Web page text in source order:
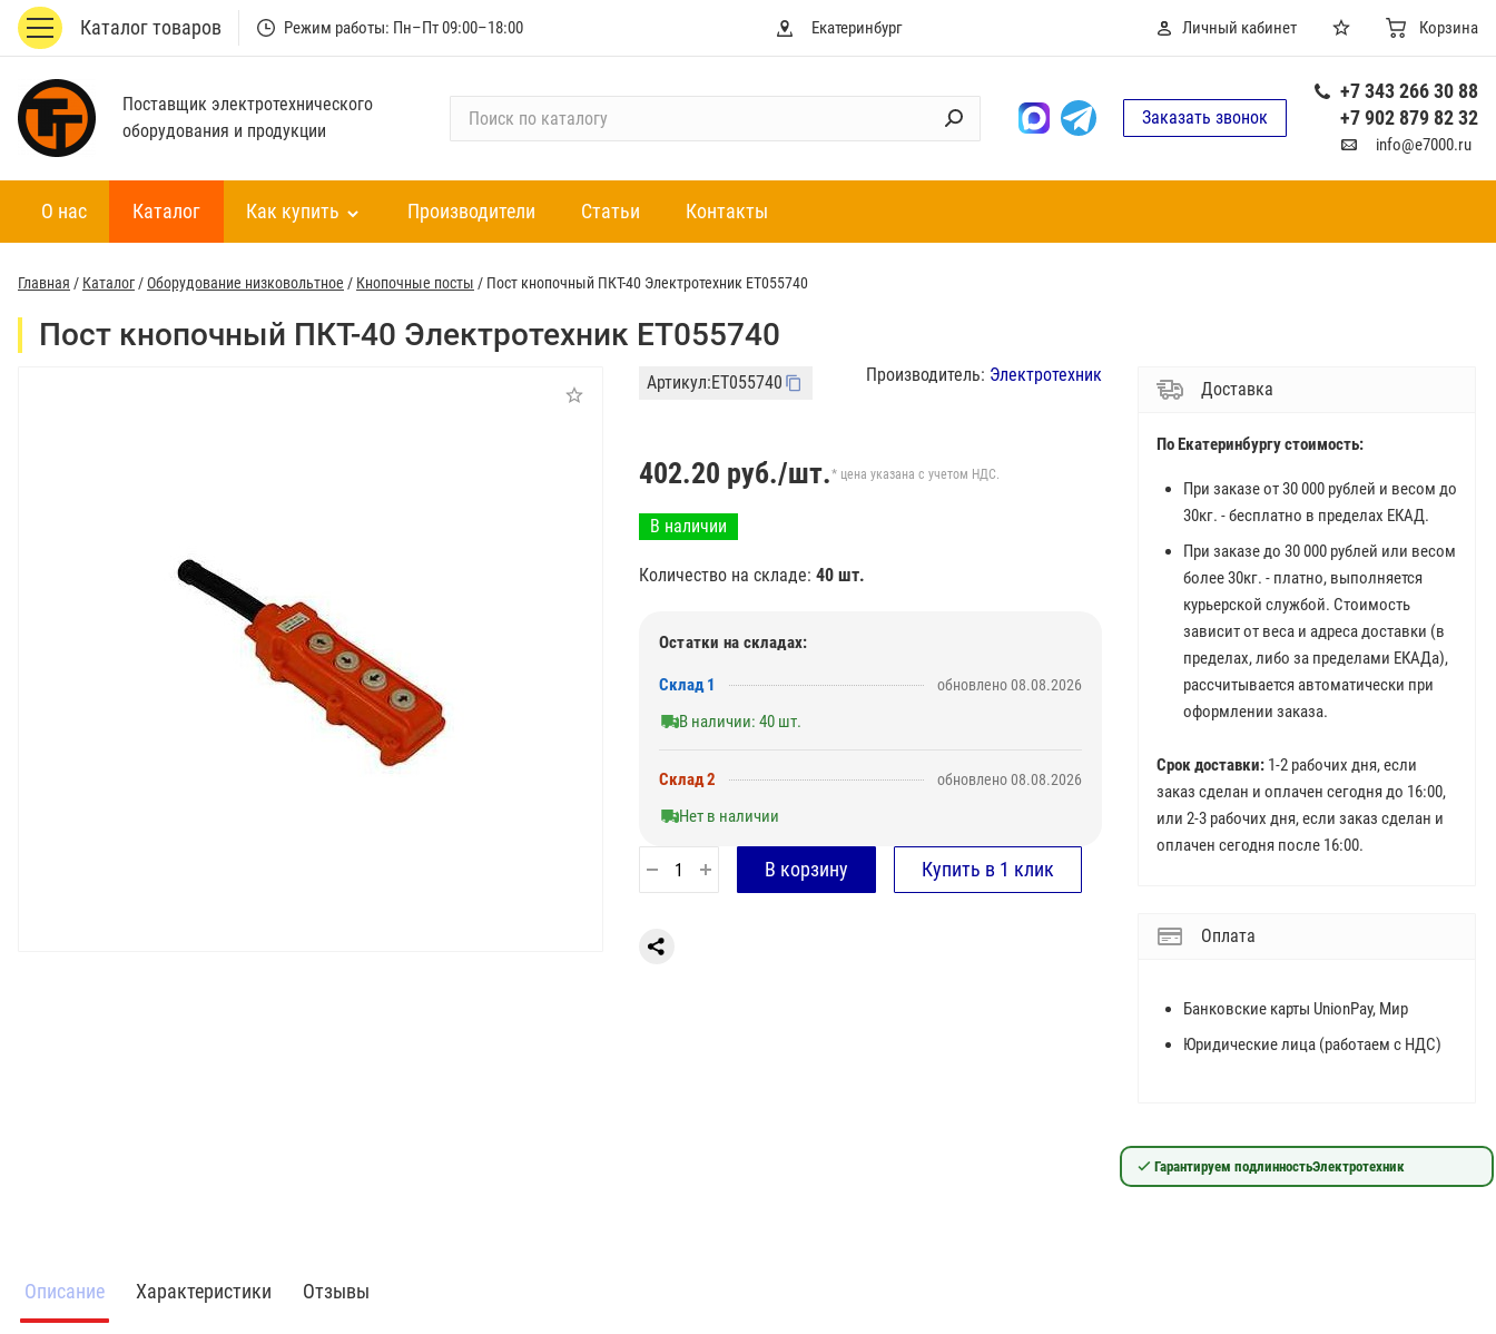
Каталог товаров Режим работы: Пн–Пт 09:00–18:00 Екатеринбург Личный кабинет Корзина
Поставщик электротехнического
оборудования и продукции
с
к
п
к
т
Заказать звонок
+7 343 266 30 88
+7 902 879 82 32
info@e7000.ru
О нас Каталог Как купить Производители Статьи Контакты
Главная / Каталог/Оборудование низковольтное / Кнопочные посты / Пост кнопочный ПКТ-40 Электротехник ET055740
Пост кнопочный ПКТ-40 Электротехник ET055740
Артикул:ET055740 Производитель: Электротехник
402.20 руб./шт.* цена указана с учетом НДС.
В наличии
Количество на складе: 40 шт.
Остатки на складах:
Склад 1 обновлено 08.08.2026
В наличии: 40 шт.
Склад 2 обновлено 08.08.2026
Нет в наличии
Доставка
По Екатеринбургу стоимость:
При заказе от 30 000 рублей и весом до
30кг. - бесплатно в пределах ЕКАД.
При заказе до 30 000 рублей или весом
более 30кг. - платно, выполняется
курьерской службой. Стоимость
зависит от веса и адреса доставки (в
пределах, либо за пределами ЕКАДа),
рассчитывается автоматически при
оформлении заказа.
Срок доставки:1-2 рабочих дня, если
заказ сделан и оплачен сегодня до 16:00,
или 2-3 рабочих дня, если заказ сделан и
оплачен сегодня после 16:00.
Оплата
Банковские карты UnionPay, Мир
Юридические лица (работаем с НДС)
Гарантируем подлинностьЭлектротехник
Описание Характеристики Отзывы